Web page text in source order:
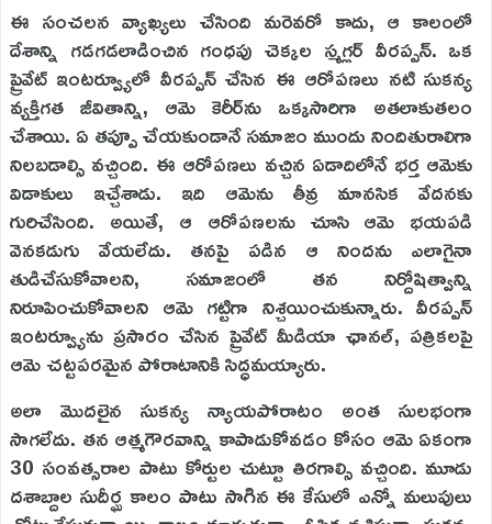
ఈ సంచలన వ్యాఖ్యలు చేసింది మరెవరో కాదు, ఆ కాలంలో
దేశాన్ని గడగడలాడించిన గంధపు చెక్కల స్మగ్లర్ వీరప్పన్. ఒక
ప్రైవేట్ ఇంటర్వ్యూలో వీరప్పన్ చేసిన ఈ ఆరోపణలు నటి సుకన్య
వ్యక్తిగత జీవితాన్ని, ఆమె కెరీర్‌ను ఒక్కసారిగా అతలాకుతలం
చేశాయి. ఏ తప్పూ చేయకుండానే సమాజం ముందు నిందితురాలిగా
నిలబడాల్సి వ‌చ్చింది. ఈ ఆరోప‌ణ‌లు వ‌చ్చిన ఏడాదిలోనే భ‌ర్త ఆమెకు
విడాకులు ఇచ్చేశాడు. ఇది ఆమెను తీవ్ర మానసిక వేదనకు
గురిచేసింది. అయితే, ఆ ఆరోపణలను చూసి ఆమె భయపడి
వెనకడుగు వేయలేదు. తనపై పడిన ఆ నిందను ఎలాగైనా
తుడిచేసుకోవాలని, సమాజంలో తన నిర్దోషిత్వాన్ని
నిరూపించుకోవాలని ఆమె గట్టిగా నిశ్చయించుకున్నారు. వీరప్పన్
ఇంటర్వ్యూను ప్రసారం చేసిన ప్రైవేట్ మీడియా ఛానల్, పత్రికలపై
ఆమె చట్టపరమైన పోరాటానికి సిద్ధమయ్యారు.
అలా మొదలైన సుకన్య న్యాయపోరాటం అంత సులభంగా
సాగలేదు. తన ఆత్మగౌరవాన్ని కాపాడుకోవడం కోసం ఆమె ఏకంగా
30 సంవత్సరాల పాటు కోర్టుల చుట్టూ తిరగాల్సి వచ్చింది. మూడు
దశాబ్దాల సుదీర్ఘ కాలం పాటు సాగిన ఈ కేసులో ఎన్నో మలుపులు